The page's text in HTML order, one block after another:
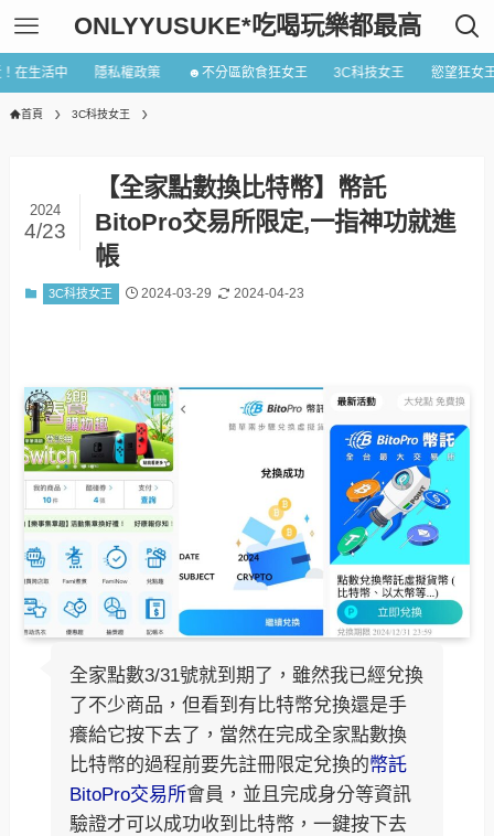
ONLYYUSUKE*吃喝玩樂都最高
在生活中 隱私權政策 ☻不分區飲食狂女王 3C科技女王 慾望狂女
首頁 3C科技女王
【全家點數換比特幣】幣託
BitoPro交易所限定,一指神功就進
帳
2024
4/23
3C科技女王 2024-03-29 2024-04-23
全家點數3/31號就到期了，雖然我已經兌換
了不少商品，但看到有比特幣兌換還是手
癢給它按下去了，當然在完成全家點數換
比特幣的過程前要先註冊限定兌換的幣託
BitoPro交易所會員，並且完成身分等資訊
驗證才可以成功收到比特幣，一鍵按下去